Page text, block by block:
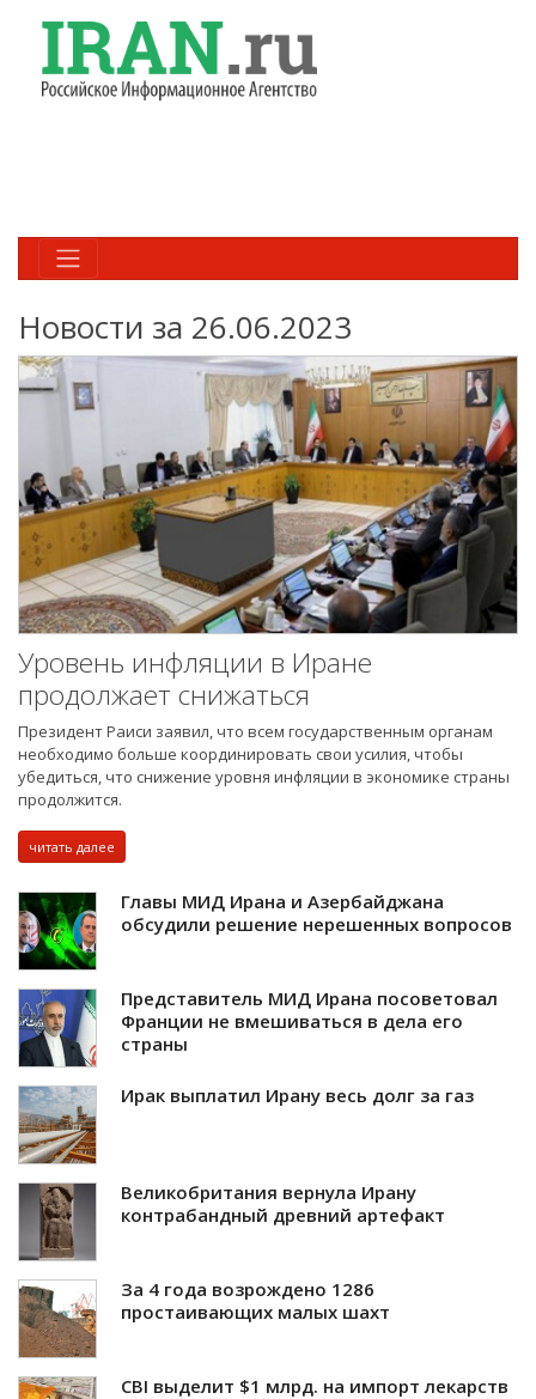
Новости за 26.06.2023
Уровень инфляции в Иране
продолжает снижаться
Президент Раиси заявил, что всем государственным органам
необходимо больше координировать свои усилия, чтобы
убедиться, что снижение уровня инфляции в экономике страны
продолжится.
читать далее
Главы МИД Ирана и Азербайджана
обсудили решение нерешенных вопросов
Представитель МИД Ирана посоветовал
Франции не вмешиваться в дела его
страны
Ирак выплатил Ирану весь долг за газ
Великобритания вернула Ирану
контрабандный древний артефакт
За 4 года возрождено 1286
простаивающих малых шахт
CBI выделит $1 млрд. на импорт лекарств